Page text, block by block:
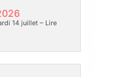
14 juillet –Lire